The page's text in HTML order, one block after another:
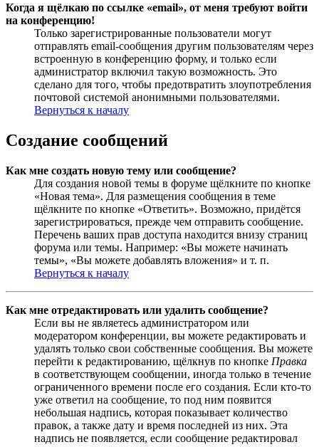
Когда я щёлкаю по ссылке «email», от меня требуют войти
на конференцию!
Только зарегистрированные пользователи могут
отправлять email-сообщения другим пользователям через
встроенную в конференцию форму, и только если
администратор включил такую возможность. Это
сделано для того, чтобы предотвратить злоупотребления
почтовой системой анонимными пользователями.
Вернуться к началу
Создание сообщений
Как мне создать новую тему или сообщение?
Для создания новой темы в форуме щёлкните по кнопке
«Новая тема». Для размещения сообщения в теме
щёлкните по кнопке «Ответить». Возможно, придётся
зарегистрироваться, прежде чем отправить сообщение.
Перечень ваших прав доступа находится внизу страниц
форума или темы. Например: «Вы можете начинать
темы», «Вы можете добавлять вложения» и т. п.
Вернуться к началу
Как мне отредактировать или удалить сообщение?
Если вы не являетесь администратором или
модератором конференции, вы можете редактировать и
удалять только свои собственные сообщения. Вы можете
перейти к редактированию, щёлкнув по кнопке Правка
в соответствующем сообщении, иногда только в течение
ограниченного времени после его создания. Если кто-то
уже ответил на сообщение, то под ним появится
небольшая надпись, которая показывает количество
правок, а также дату и время последней из них. Эта
надпись не появляется, если сообщение редактировал